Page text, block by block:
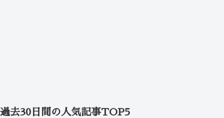
過去30日間の人気記事TOP5